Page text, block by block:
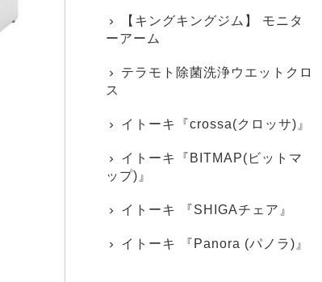
【キングキングジム】 モニタ
ーアーム
テラモト除菌洗浄ウエットクロ
ス
イトーキ『crossa(クロッサ)』
イトーキ『BITMAP(ビットマ
ップ)』
イトーキ 『SHIGAチェア』
イトーキ 『Panora (パノラ)』